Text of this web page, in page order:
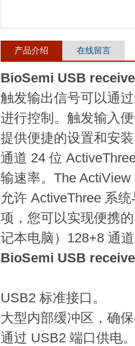
产品介绍 在线留言
BioSemi USB
触发输出信号可以通
进行控制。触发输入
提供便捷的设置和安
通道 24 位
输速率。The
允许 ActiveThree 系
项，您可以实现便携
记本电脑）128+8 通
BioSemi USB
USB2 标准接口。
大型内部缓冲区，确
通过 USB2 端口供电